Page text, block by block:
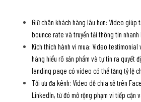
Giữ chân khách hàng lâu hơn: Video
bounce rate và truyền tải thông tin nhanh
Kích thích hành vi mua: Video
hàng hiểu rõ sản phẩm và tự tin ra quyết
landing page có video có thể tăng tỷ lệ
Tối ưu đa kênh: Video dễ chia sẻ trên
LinkedIn, từ đó mở rộng phạm vi tiếp cận